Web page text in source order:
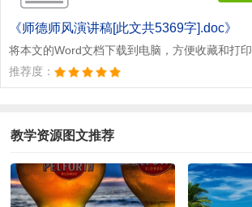
《师德师风演讲稿[此文共5369字].doc》
将本文的Word文档下载到电脑，方便收藏和打印
推荐度：
教学资源图文推荐